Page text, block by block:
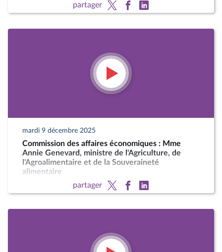
partager
mardi 9 décembre 2025
Commission des affaires économiques : Mme
Annie Genevard, ministre de l'Agriculture, de
l'Agroalimentaire et de la Souveraineté
alimentaire
partager